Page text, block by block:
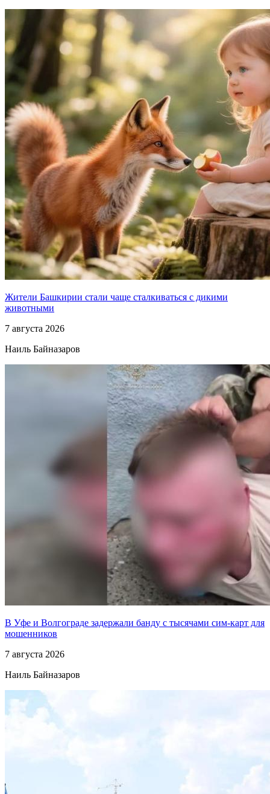
Жители Башкирии стали чаще сталкиваться с дикими
животными
7 августа 2026
Наиль Байназаров
В Уфе и Волгограде задержали банду с тысячами сим-карт для
мошенников
7 августа 2026
Наиль Байназаров